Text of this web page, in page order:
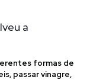
a
formas de
passar vinagre,